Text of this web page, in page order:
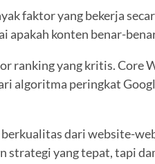
faktor yang bekerja
apakah konten benar-
ranking yang kritis.
algoritma peringkat
dari website-
yang tepat, tapi